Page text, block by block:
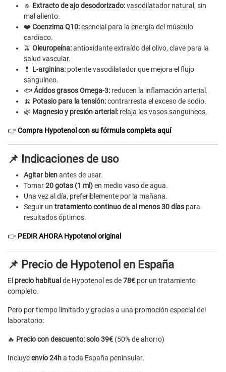
🧄 Extracto de ajo desodorizado:vasodilatador natural, sin
mal aliento.
❤️ Coenzima Q10:esencial para la energía del músculo
cardíaco.
🫒 Oleuropeína:antioxidante extraído del olivo, clave para la
salud vascular.
💊 L-arginina: potente vasodilatador que mejora el flujo
sanguíneo.
🐟Ácidos grasos Omega-3: reducen la inflamación arterial.
🍌 Potasio para la tensión:contrarresta el exceso de sodio.
🌿 Magnesio y presión arterial: relaja los vasos sanguíneos.
👉Compra Hypotenol con su fórmula completa aquí
📌 Indicaciones de uso
Agitar bienantes de usar.
Tomar20 gotas (1 ml)en medio vaso de agua.
Una vez al día, preferiblemente por la mañana.
Seguir un tratamiento continuo de al menos 30 días para
resultados óptimos.
👉 PEDIR AHORA Hypotenol original
📌 Precio de Hypotenol en España
El precio habitual de Hypotenol es de78€ por un tratamiento
completo.
Pero por tiempo limitado y gracias a una promoción especial del
laboratorio:
🔥 Precio con descuento: solo 39€ (50% de ahorro)
Incluyeenvío 24ha toda España peninsular.